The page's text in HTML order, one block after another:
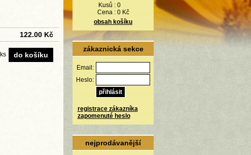
Kusů : 0
Cena : 0 Kč
obsah košíku
zákaznická sekce
Email:
Heslo:
registrace zákazníka
zapomenuté heslo
nejprodávanější
122.00 Kč
ks